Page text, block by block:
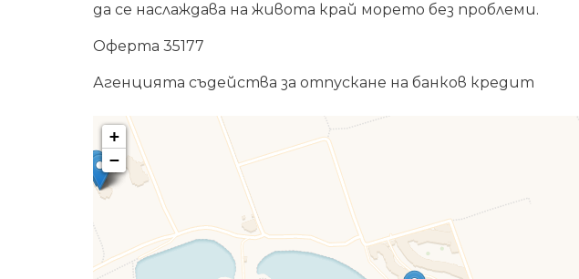
да се наслаждава на живота край морето без проблеми.
Оферта 35177
Агенцията съдейства за отпускане на банков кредит
+
−